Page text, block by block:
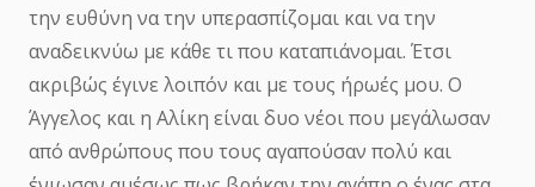
την ευθύνη να την υπερασπίζομαι και να την
αναδεικνύω με κάθε τι που καταπιάνομαι. Έτσι
ακριβώς έγινε λοιπόν και με τους ήρωές μου. Ο
Άγγελος και η Αλίκη είναι δυο νέοι που μεγάλωσαν
από ανθρώπους που τους αγαπούσαν πολύ και